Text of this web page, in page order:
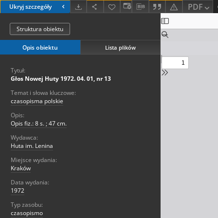
Ukryj szczegóły PDF
Struktura obiektu
Opis obiektu Lista plików
Tytuł:
Głos Nowej Huty 1972. 04. 01, nr 13
Temat i słowa kluczowe:
czasopisma polskie
Opis:
Opis fiz.: 8 s. ; 47 cm.
Wydawca:
Huta im. Lenina
Miejsce wydania:
Kraków
Data wydania:
1972
Typ zasobu:
czasopismo